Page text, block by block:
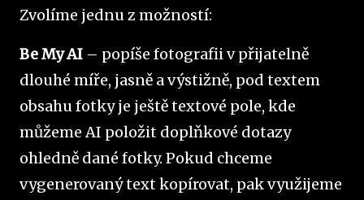
Zvolíme jednu z možností:
Be My AI – popíše fotografii v přijatelně
dlouhé míře, jasně a výstižně, pod textem
obsahu fotky je ještě textové pole, kde
můžeme AI položit doplňkové dotazy
ohledně dané fotky. Pokud chceme
vygenerovaný text kopírovat, pak využijeme